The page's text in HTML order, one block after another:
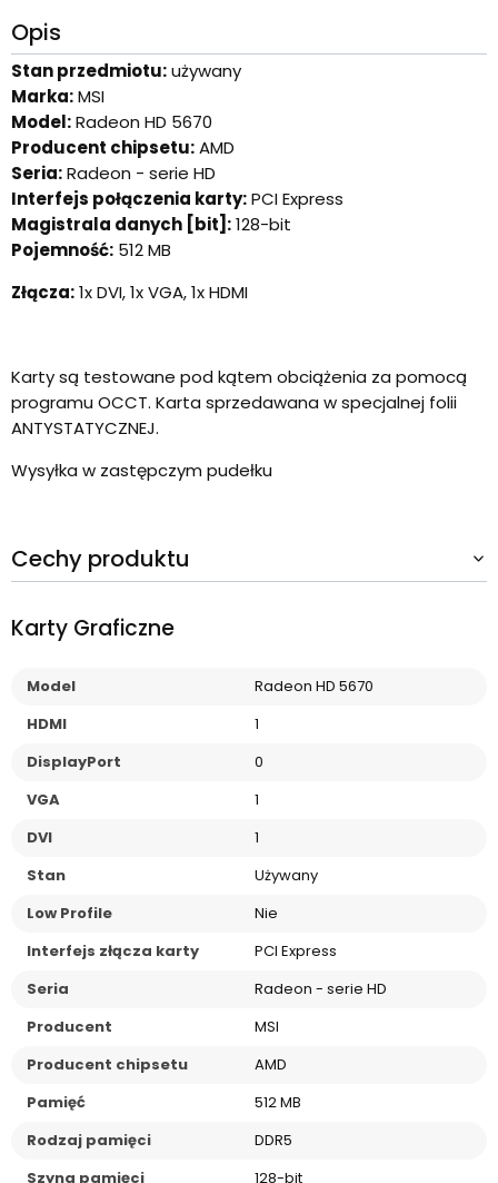
Opis
Stan przedmiotu:używany
Marka:MSI
Model:Radeon HD 5670
Producent chipsetu:AMD
Seria:Radeon - serie HD
Interfejs połączenia karty:PCI Express
Magistrala danych [bit]:128-bit
Pojemność: 512 MB
Złącza:1x DVI, 1x VGA, 1x HDMI
Karty są testowane pod kątem obciążenia za pomocą
programu OCCT. Karta sprzedawana w specjalnej folii
ANTYSTATYCZNEJ.
Wysyłka w zastępczym pudełku
Cechy produktu
Karty Graficzne
Model
Radeon HD 5670
HDMI
1
DisplayPort
0
VGA
1
DVI
1
Stan
Używany
Low Profile
Nie
Interfejs złącza karty
PCI Express
Seria
Radeon - serie HD
Producent
MSI
Producent chipsetu
AMD
Pamięć
512 MB
Rodzaj pamięci
DDR5
Szyna pamięci
128-bit